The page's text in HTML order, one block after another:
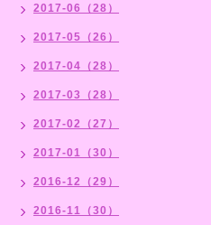
2017-06（28）
2017-05（26）
2017-04（28）
2017-03（28）
2017-02（27）
2017-01（30）
2016-12（29）
2016-11（30）